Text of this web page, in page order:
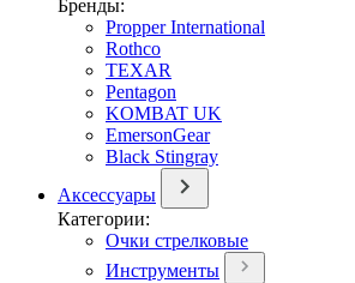
Бренды:
Propper International
Rothco
TEXAR
Pentagon
KOMBAT UK
EmersonGear
Black Stingray
Аксессуары
Категории:
Очки стрелковые
Инструменты